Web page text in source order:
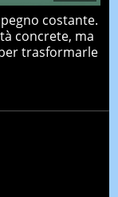
costante.
concrete, ma
trasformarle